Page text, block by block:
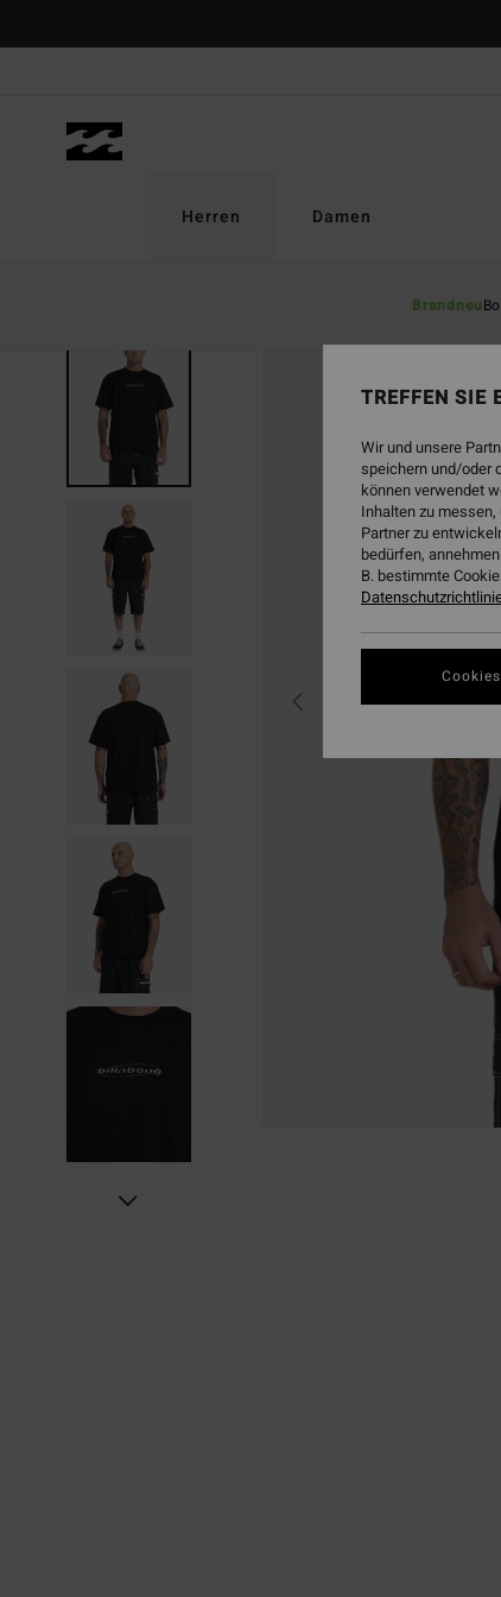
Herren
Brandneu
Damen
TREFFEN SIE
Wir und unsere
speichern und/oder
können verwendet
Inhalten zu
Partner zu
bedürfen,
B. bestimmte